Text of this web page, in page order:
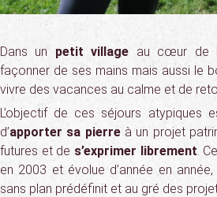
Dans un petit village au cœur de
façonner de ses mains mais aussi le
vivre des vacances au calme et de
L’objectif de ces séjours atypiques
d’apporter sa pierreà un projet
futures et de s’exprimer librement.
en 2003 et évolue d’année en
sans plan prédéfinit et au gré des